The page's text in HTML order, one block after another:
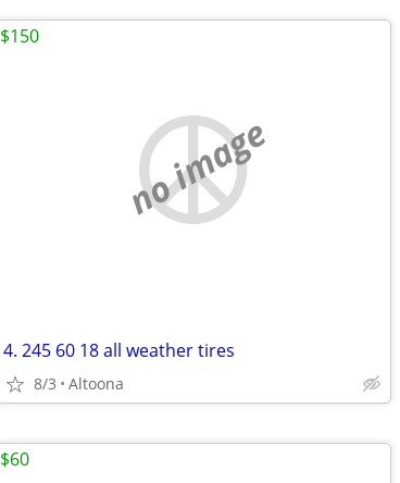
no image
4. 245 60 18 all weather tires
8/3 Altoona
$150
$60